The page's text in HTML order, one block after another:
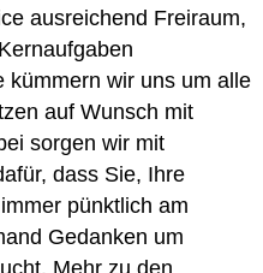
ausreichend Freiraum,
kümmern wir uns um alle
auf Wunsch mit
sorgen wir mit
dass Sie, Ihre
pünktlich am
Gedanken um
Mehr zu den